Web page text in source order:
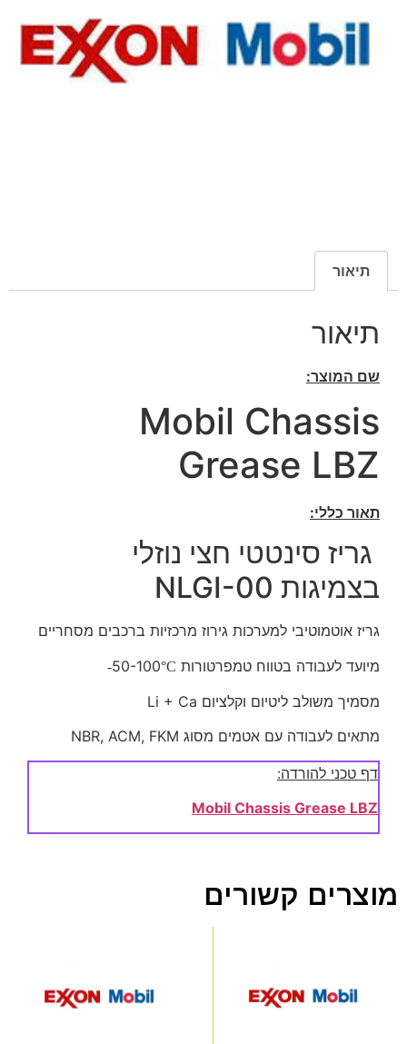
תיאור
תיאור
שם המוצר:
Mobil Chassis
Grease LBZ
תאור כללי:
גריז סינטטי חצי נוזלי
בצמיגות NLGI-00
גריז אוטמוטיבי למערכות גירוז מרכזיות ברכבים מסחריים
מיועד לעבודה בטווח טמפרטורות 50-100 °C-
מסמיך משולב ליטיום וקלציום Li + Ca
מתאים לעבודה עם אטמים מסוג NBR, ACM, FKM
דף טכני להורדה:
Mobil Chassis Grease LBZ
מוצרים קשורים